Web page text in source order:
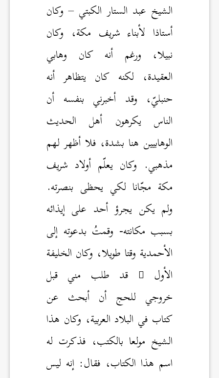
الشيخ عبد الستار الكبتي – وكان
أستاذا لأبناء شريف مكة، وكان
نبيلا، ورغم أنه كان وهابي
العقيدة، لكنه كان يتظاهر أنه
حنبليّ، وقد أخبرني بنفسه أن
الناس يكرهون أهل الحديث
الوهابيين هنا بشدة، فلا أظهر لهم
مذهبي. وكان يعلّم أولاد شريف
مكة مجّانا لكي يحظى بنصرته.
ولم يكن يجرؤ أحد على إيذائه
بسبب مكانته- وقمتُ بدعوته إلى
الأحمدية وقتا طويلا، وكان الخليفة
الأول
قد طلب مني قبل
خروجي للحج أن أبحث عن
كتاب في البلاد العربية، وكان هذا
الشيخ مولعا بالكتب، فذكرت له
اسم هذا الكتاب، فقال: إنه ليس